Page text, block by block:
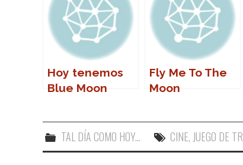
Hoy tenemos
Blue Moon
Fly Me To The
Moon
TAL DÍA COMO HOY... CINE, JUEGO DE